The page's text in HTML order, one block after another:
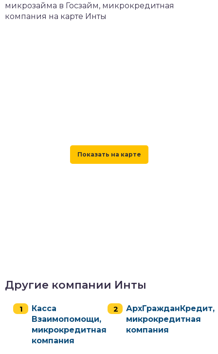
микрозайма в Госзайм, микрокредитная
компания на карте Инты
Другие компании Инты
Касса
Взаимопомощи,
микрокредитная
компания
АрхГражданКредит,
микрокредитная
компания